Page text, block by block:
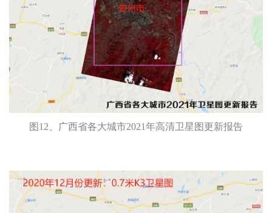
图12、广西省各大城市2021年高清卫星图更新报告